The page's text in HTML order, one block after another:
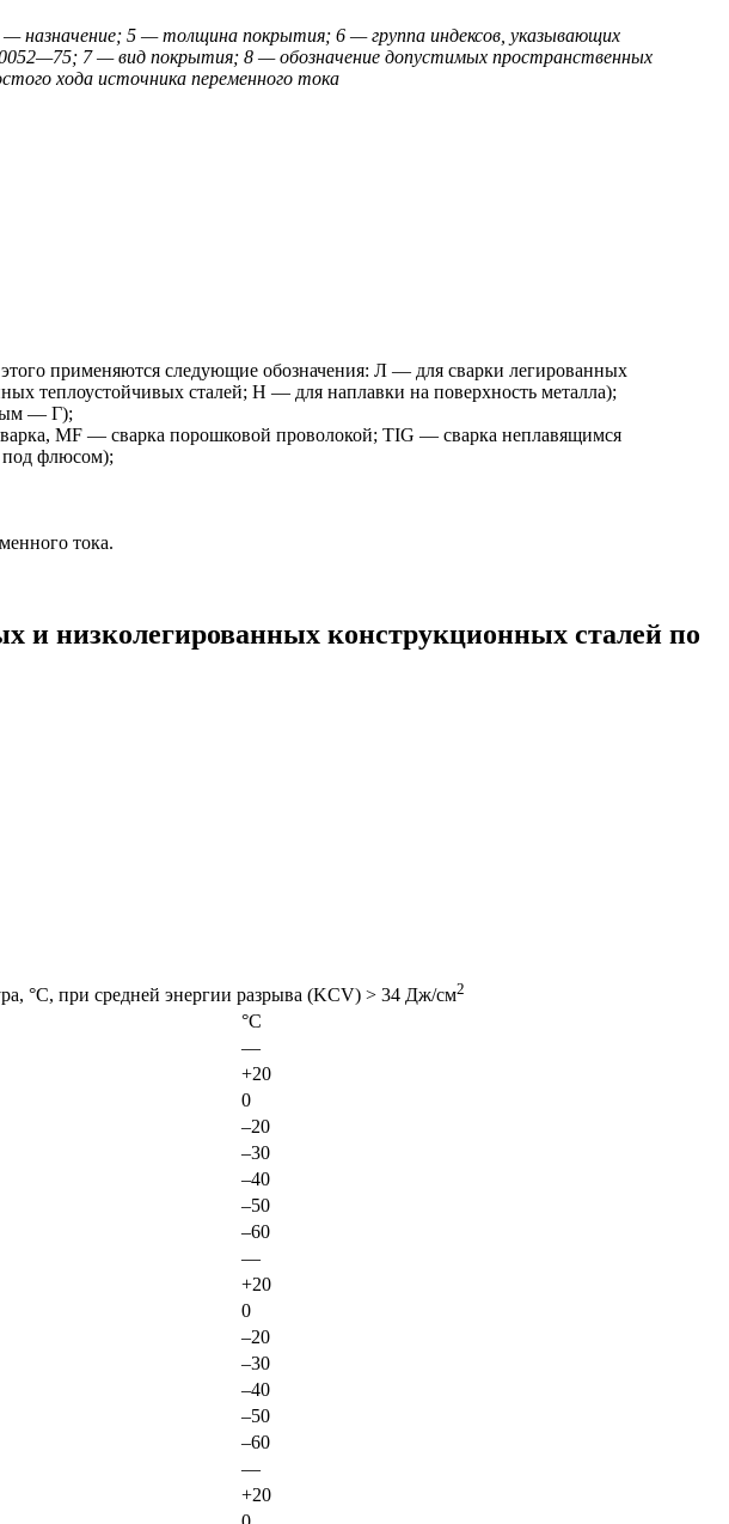
5 — толщина покрытия; 6 — группа индексов, указывающих
7 — вид покрытия; 8 — обозначение допустимых пространственных
хода источника переменного тока
применяются следующие обозначения: Л — для сварки легированных
теплоустойчивых сталей; Н — для наплавки на поверхность металла);
— Г);
MF — сварка порошковой проволокой; TIG — сварка неплавящимся
под флюсом);
тока.
и низколегированных конструкционных сталей по
°C, при средней энергии разрыва (KCV) > 34 Дж/см2
°C
—
+20
0
–20
–30
–40
–50
–60
—
+20
0
–20
–30
–40
–50
–60
—
+20